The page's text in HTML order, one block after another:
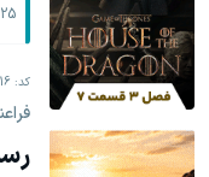
25 خرداد 1405
کد: